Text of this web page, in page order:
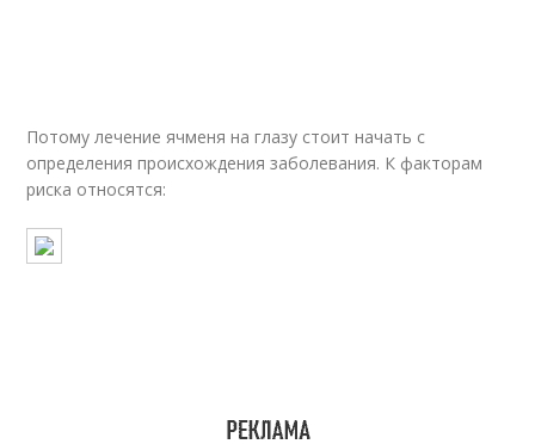
Потому лечение ячменя на глазу стоит начать с
определения происхождения заболевания. К факторам
риска относятся: